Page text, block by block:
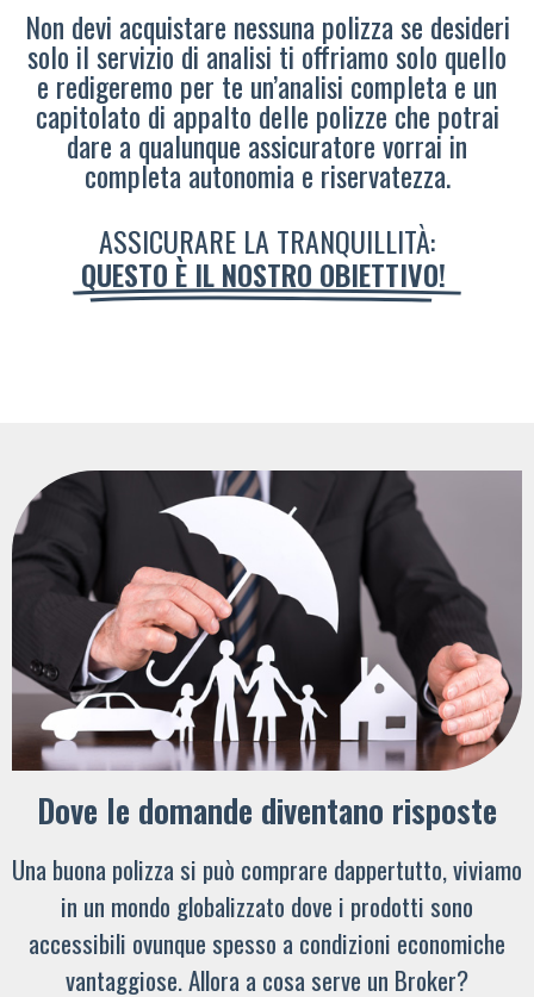
Non devi acquistare nessuna polizza se desideri
solo il servizio di analisi ti offriamo solo quello
e redigeremo per te un’analisi completa e un
capitolato di appalto delle polizze che potrai
dare a qualunque assicuratore vorrai in
completa autonomia e riservatezza.
ASSICURARE LA TRANQUILLITÀ:
QUESTO È IL NOSTRO OBIETTIVO!
Dove le domande diventano risposte
Una buona polizza si può comprare dappertutto, viviamo
in un mondo globalizzato dove i prodotti sono
accessibili ovunque spesso a condizioni economiche
vantaggiose. Allora a cosa serve un Broker?